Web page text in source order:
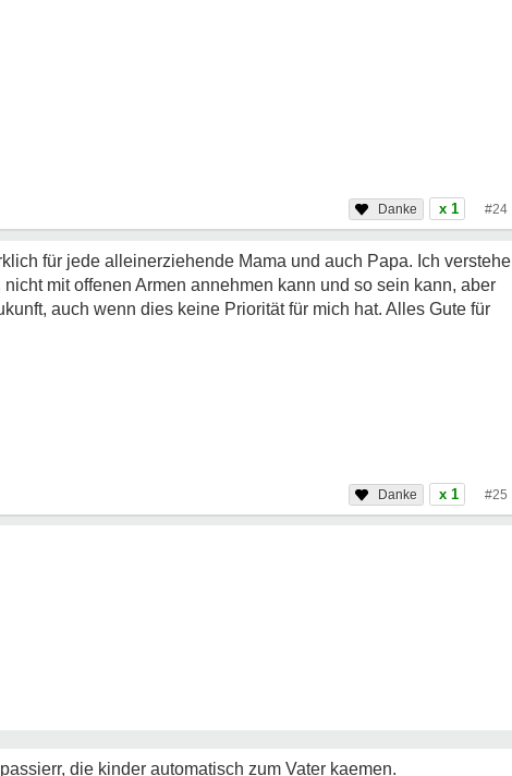
x 1 #24
für jede alleinerziehende Mama und auch Papa. Ich verstehe
mit offenen Armen annehmen kann und so sein kann, aber
auch wenn dies keine Priorität für mich hat. Alles Gute für
x 1 #25
die kinder automatisch zum Vater kaemen.